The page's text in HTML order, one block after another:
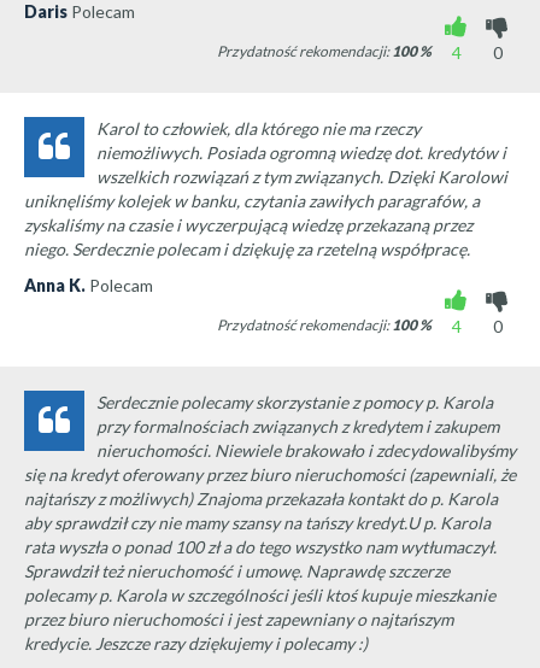
Daris Polecam
4
0
Przydatność rekomendacji:100%
Karol to człowiek, dla którego nie ma rzeczy
niemożliwych. Posiada ogromną wiedzę dot. kredytów i
wszelkich rozwiązań z tym związanych. Dzięki Karolowi
uniknęliśmy kolejek w banku, czytania zawiłych paragrafów, a
zyskaliśmy na czasie i wyczerpującą wiedzę przekazaną przez
niego. Serdecznie polecam i dziękuję za rzetelną współpracę.
Anna K. Polecam
4
0
Przydatność rekomendacji:100%
Serdecznie polecamy skorzystanie z pomocy p. Karola
przy formalnościach związanych z kredytem i zakupem
nieruchomości. Niewiele brakowało i zdecydowalibyśmy
się na kredyt oferowany przez biuro nieruchomości (zapewniali, że
najtańszy z możliwych) Znajoma przekazała kontakt do p. Karola
aby sprawdził czy nie mamy szansy na tańszy kredyt.U p. Karola
rata wyszła o ponad 100 zł a do tego wszystko nam wytłumaczył.
Sprawdził też nieruchomość i umowę. Naprawdę szczerze
polecamy p. Karola w szczególności jeśli ktoś kupuje mieszkanie
przez biuro nieruchomości i jest zapewniany o najtańszym
kredycie. Jeszcze razy dziękujemy i polecamy :)